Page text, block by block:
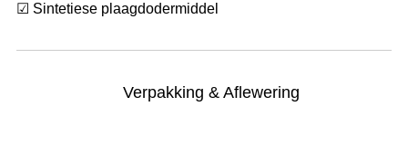
☑ Sintetiese plaagdodermiddel
Verpakking & Aflewering